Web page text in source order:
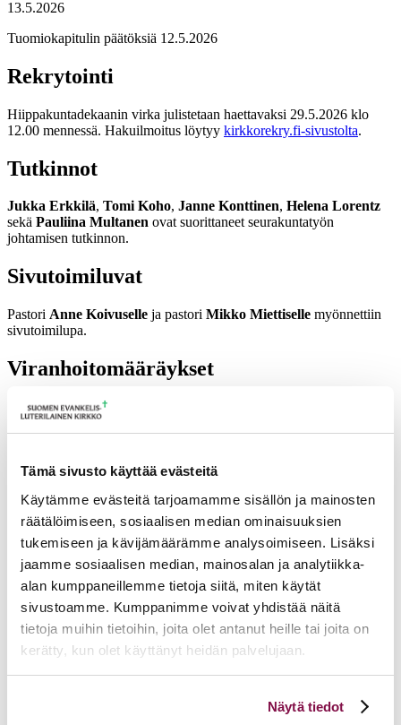
Tämä sivusto käyttää evästeitä
Käytämme evästeitä tarjoamamme sisällön ja mainosten
räätälöimiseen, sosiaalisen median ominaisuuksien
tukemiseen ja kävijämäärämme analysoimiseen. Lisäksi
jaamme sosiaalisen median, mainosalan ja analytiikka-
alan kumppaneillemme tietoja siitä, miten käytät
sivustoamme. Kumppanimme voivat yhdistää näitä
tietoja muihin tietoihin, joita olet antanut heille tai joita on
kerätty, kun olet käyttänyt heidän palvelujaan.
linkistä.
Näytä tiedot
13.5.2026
Tuomiokapitulin päätöksiä 12.5.2026
Rekrytointi
Hiippakuntadekaanin virka julistetaan haettavaksi 29.5.2026 klo
12.00 mennessä. Hakuilmoitus löytyy kirkkorekry.fi-sivustolta.
Tutkinnot
Jukka Erkkilä, Tomi Koho, Janne Konttinen, Helena Lorentz
sekä Pauliina Multanen ovat suorittaneet seurakuntatyön
johtamisen tutkinnon.
Sivutoimiluvat
Pastori Anne Koivuselle ja pastori Mikko Miettiselle myönnettiin
sivutoimilupa.
Viranhoitomääräykset
Vt. kirkkoherraTimo Kälviäiselle
Ruokolahden seurakunnan vt. kirkkoherraksi ajalle 1.6.-31.7.2026.
kappeliseurakunnan (Orimattilan seurakunta) kappalaiseksi 1.6.2026
PastoriMari Ruuskalle annettiin viranhoitomääräys Keski-Lahden
seurakunnan seurakuntapastorin virkaan 1.9.2026 alkaen.
PastoriSofia Holopaiselleannettiin viranhoitomääräys Launeen
seurakunnan seurakuntapastorin virkaan 1.9.2026 alkaen.
PastoriElina Vartiaiselleannettiin viranhoitomääräys Tainionvirran
seurakunnan seurakuntapastorin virkaan (Sysmä) 1.9.2026 alkaen.
PastoriJanne Suomalalleannettiin viranhoitomääräys Launeen
seurakunnan vs. kappalaiseksi ajalle 18.6.2026-24.8.2027.
annettiin viranhoitomääräys
Mikkelin tuomiokirkkoseurakunnan virkaa tekeväksi II